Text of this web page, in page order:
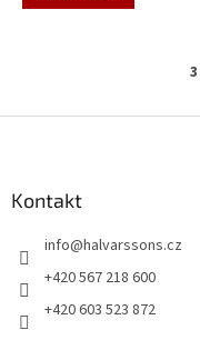
3
Kontakt
info@halvarssons.cz
+420 567 218 600
+420 603 523 872